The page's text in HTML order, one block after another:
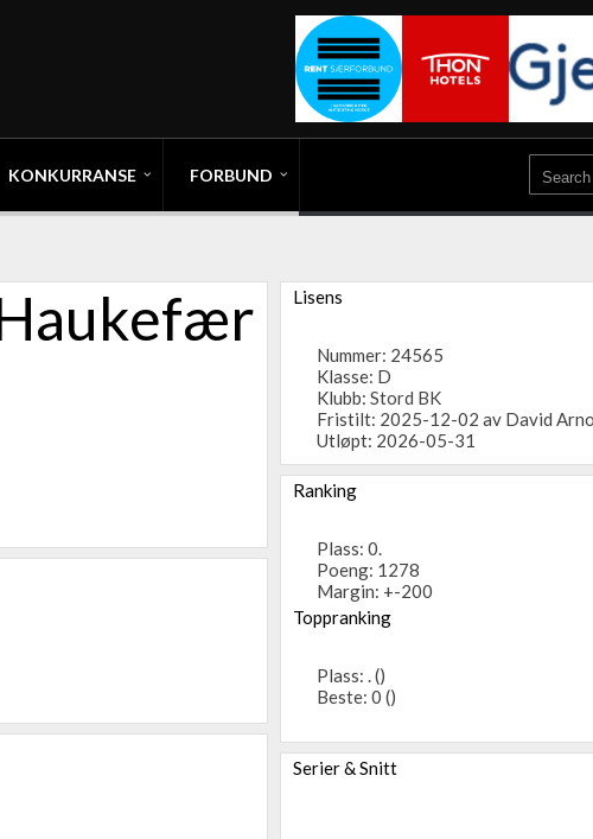
KONKURRANSE FORBUND
Lisens
Nummer: 24565
Klasse: D
Klubb: Stord BK
Fristilt: 2025-12-02 av David
Utløpt: 2026-05-31
Ranking
Plass: 0.
Poeng: 1278
Margin: +-200
Toppranking
Plass: . ()
Beste: 0 ()
Serier & Snitt